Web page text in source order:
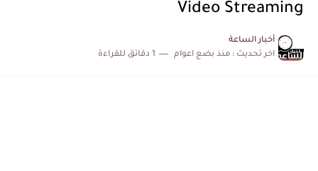
Video Streaming
أخبار الساعة
اخر تحديث : منذ بضع اعوام 1 دقائق للقراءة